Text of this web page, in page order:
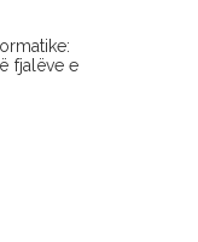
fjalëve e